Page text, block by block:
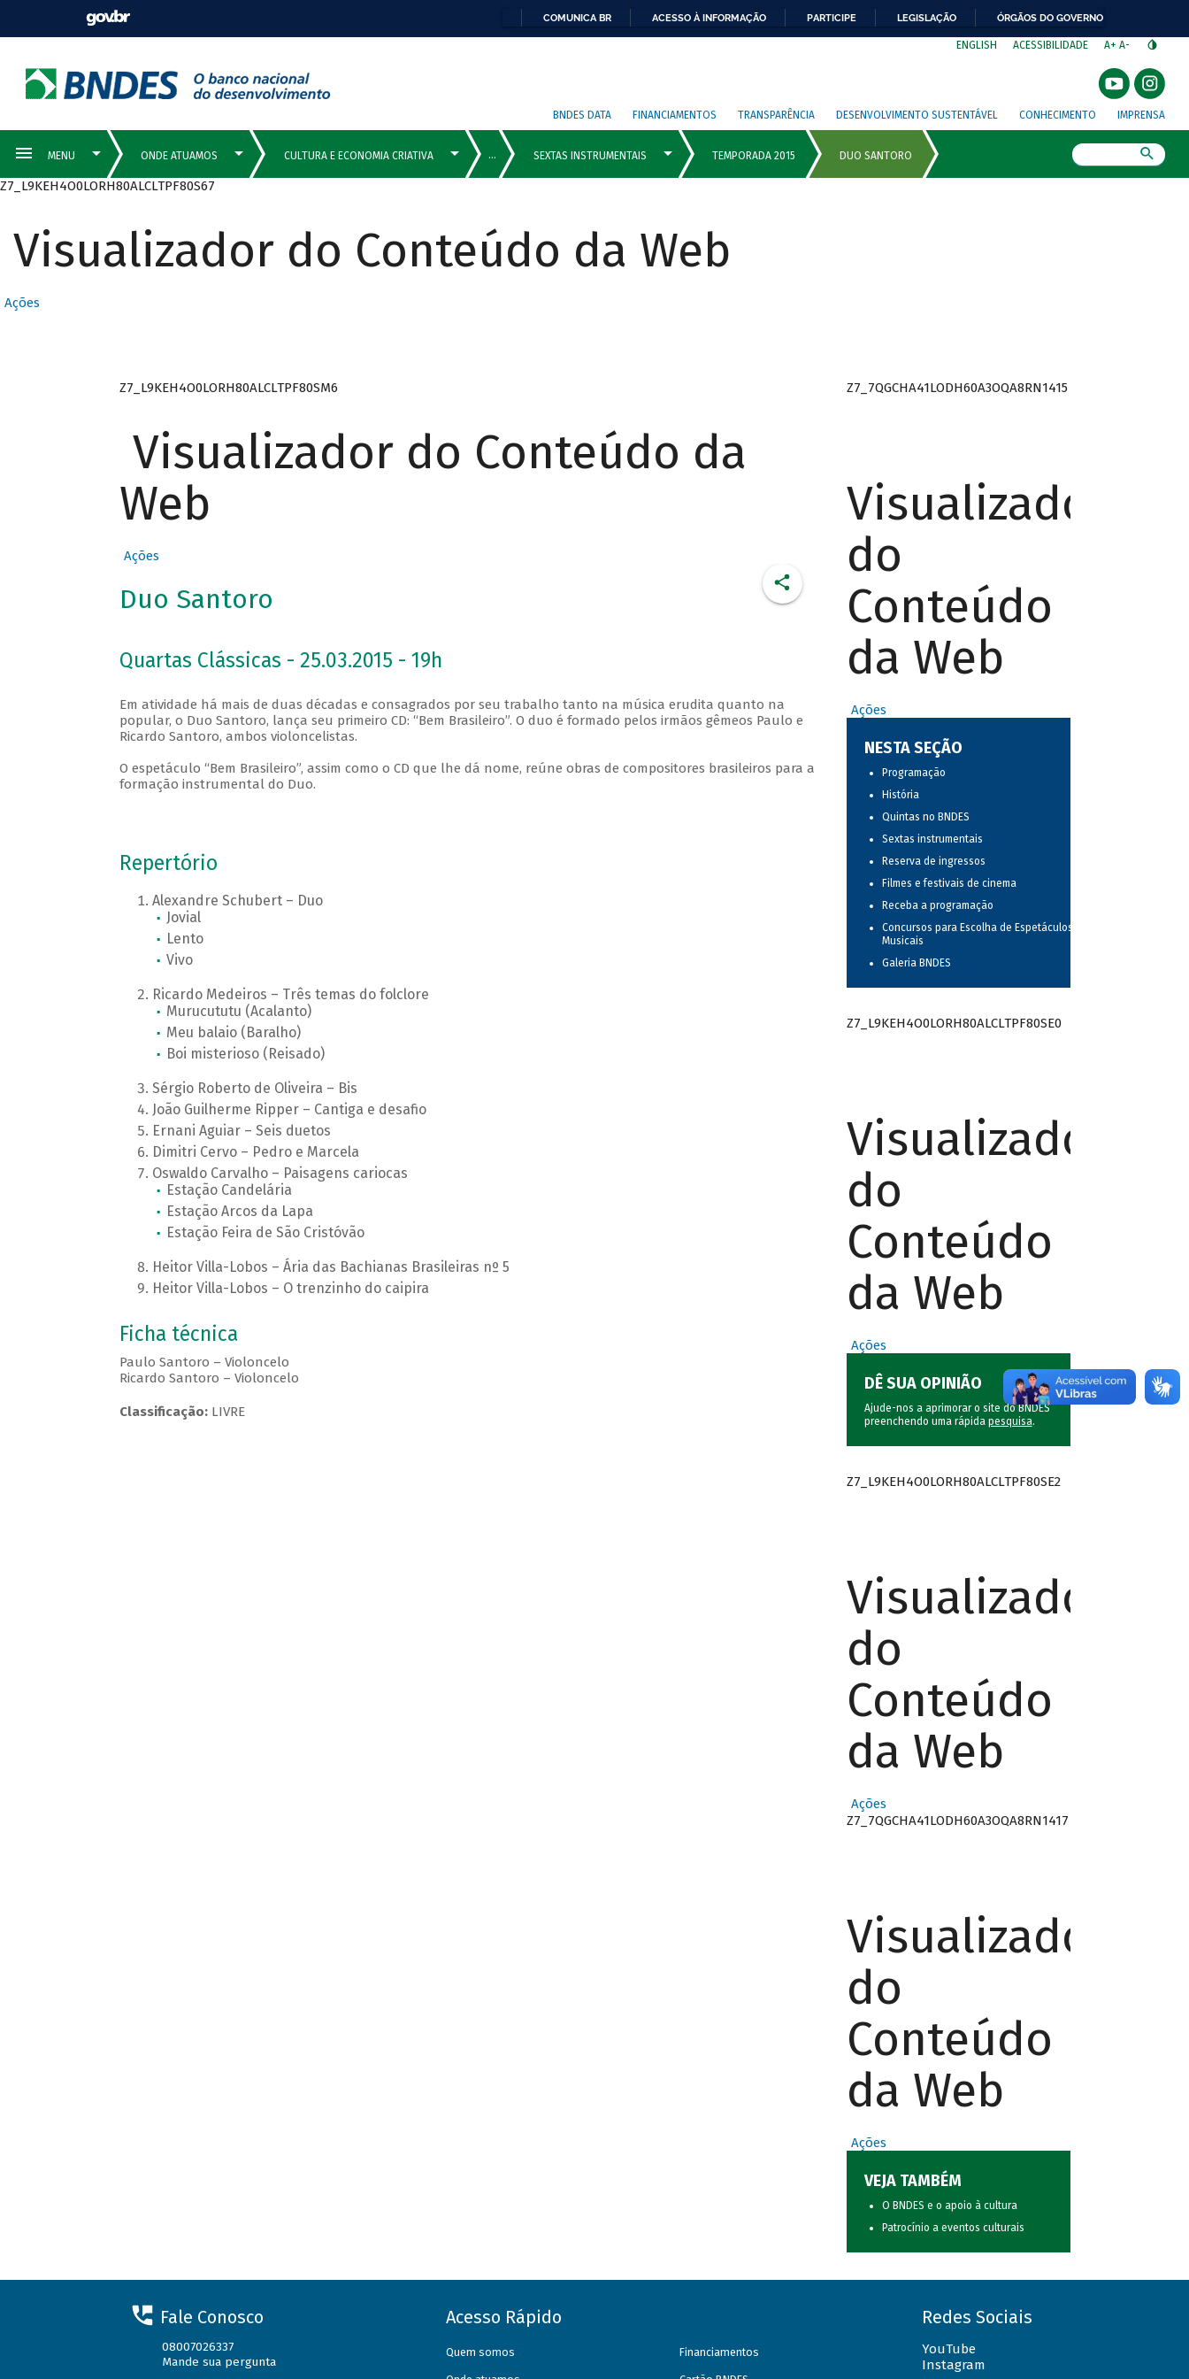
COMUNICA BR ACESSO À INFORMAÇÃO PARTICIPE LEGISLAÇÃO ÓRGÃOS DO GOVERNO
ENGLISH ACESSIBILIDADE A+ A-
BNDES DATA FINANCIAMENTOS TRANSPARÊNCIA DESENVOLVIMENTO SUSTENTÁVEL CONHECIMENTO IMPRENSA
Z7_L9KEH4O0LORH80ALCLTPF80S67
Visualizador do Conteúdo da Web
Ações
Z7_L9KEH4O0LORH80ALCLTPF80SM6
Visualizador do Conteúdo da
Web
Ações
Duo Santoro
Quartas Clássicas - 25.03.2015 - 19h
Em atividade há mais de duas décadas e consagrados por seu trabalho tanto na música erudita quanto na
popular, o Duo Santoro, lança seu primeiro CD: “Bem Brasileiro”. O duo é formado pelos irmãos gêmeos Paulo e
Ricardo Santoro, ambos violoncelistas.
O espetáculo “Bem Brasileiro”, assim como o CD que lhe dá nome, reúne obras de compositores brasileiros para a
formação instrumental do Duo.
Repertório
Alexandre Schubert – Duo
Jovial
Lento
Vivo
Ricardo Medeiros – Três temas do folclore
Murucututu (Acalanto)
Meu balaio (Baralho)
Boi misterioso (Reisado)
Sérgio Roberto de Oliveira – Bis
João Guilherme Ripper – Cantiga e desafio
Ernani Aguiar – Seis duetos
Dimitri Cervo – Pedro e Marcela
Oswaldo Carvalho – Paisagens cariocas
Estação Candelária
Estação Arcos da Lapa
Estação Feira de São Cristóvão
Heitor Villa-Lobos – Ária das Bachianas Brasileiras nº 5
Heitor Villa-Lobos – O trenzinho do caipira
Ficha técnica
Paulo Santoro – Violoncelo
Ricardo Santoro – Violoncelo
Classificação:LIVRE
Z7_7QGCHA41LODH60A3OQA8RN1415
Visualizador
do
Conteúdo
da Web
Ações
NESTA SEÇÃO
Programação
História
Quintas no BNDES
Sextas instrumentais
Reserva de ingressos
Filmes e festivais de cinema
Receba a programação
Concursos para Escolha de Espetáculos
Musicais
Galeria BNDES
Z7_L9KEH4O0LORH80ALCLTPF80SE0
Visualizador
do
Conteúdo
da Web
Ações
DÊ SUA OPINIÃO
Ajude-nos a aprimorar o site do BNDES
preenchendo uma rápida pesquisa.
Z7_L9KEH4O0LORH80ALCLTPF80SE2
Visualizador
do
Conteúdo
da Web
Ações
Z7_7QGCHA41LODH60A3OQA8RN1417
Visualizador
do
Conteúdo
da Web
Ações
VEJA TAMBÉM
O BNDES e o apoio à cultura
Patrocínio a eventos culturais
Fale Conosco
08007026337
Mande sua pergunta
Acesso Rápido
Quem somos Financiamentos
Redes Sociais
YouTube
Instagram